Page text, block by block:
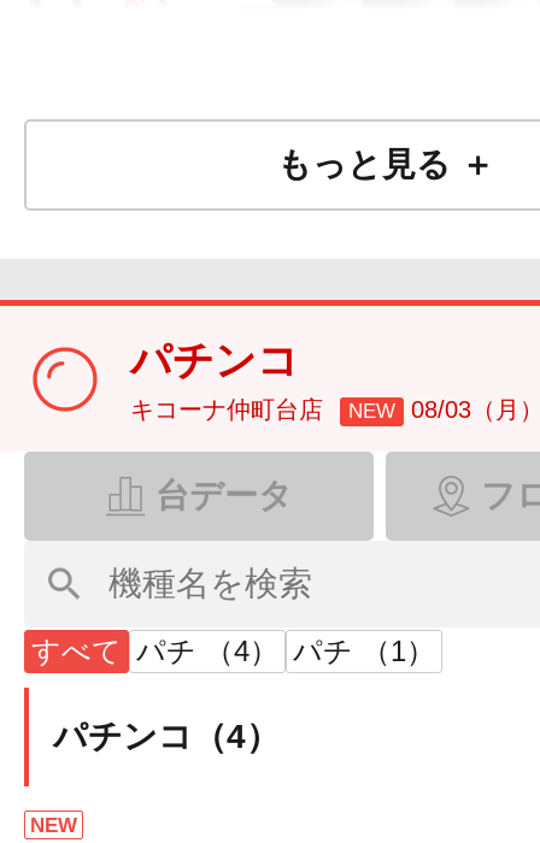
もっと見る ＋
パチンコ
キコーナ仲町台店 NEW 08/03（月
台データ フ
すべて パチ （4） パチ （1）
パチンコ（4）
NEW